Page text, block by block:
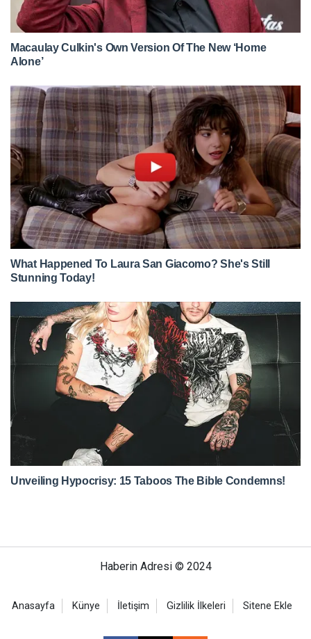
Haberin Adresi © 2024
Anasayfa Künye İletişim Gizlilik İlkeleri Sitene Ekle